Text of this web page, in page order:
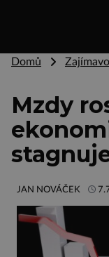
Domů
Mzdy
JAN NOVÁČEK